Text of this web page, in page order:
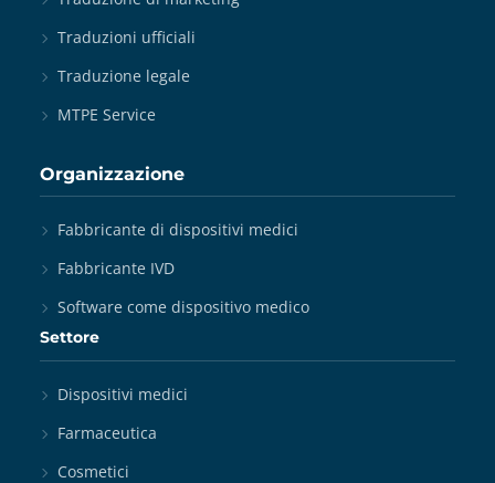
Traduzioni ufficiali
Traduzione legale
MTPE Service
Organizzazione
Fabbricante di dispositivi medici
Fabbricante IVD
Software come dispositivo medico
Settore
Dispositivi medici
Farmaceutica
Cosmetici